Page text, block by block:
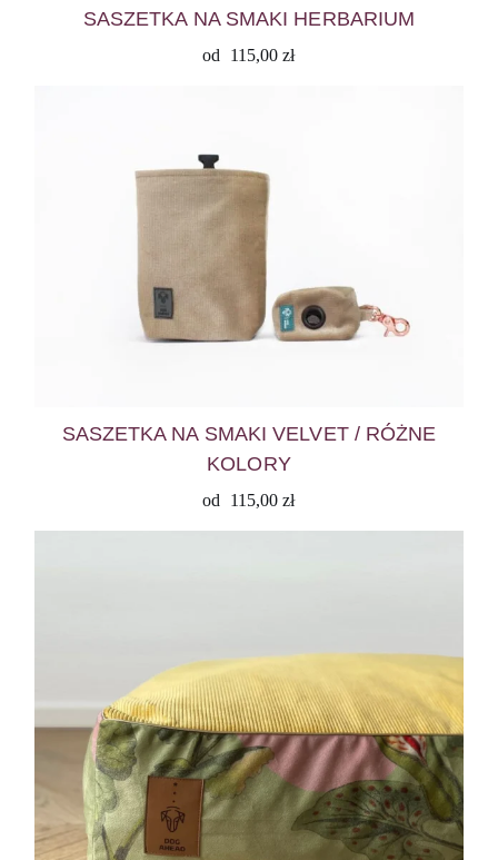
SASZETKA NA SMAKI HERBARIUM
od 115,00zł
SASZETKA NA SMAKI VELVET / RÓŻNE
KOLORY
od 115,00zł